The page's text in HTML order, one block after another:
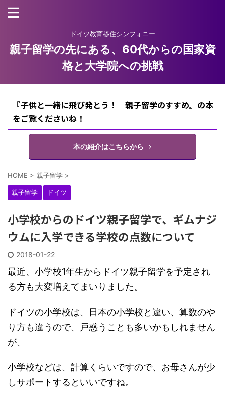
ドイツ教育移住シンフォニー
親子留学の先にある、60代からの国家資
格と大学院への挑戦
『子供と一緒に飛び発とう！ 親子留学のすすめ』の本
をご覧くださいね！
本の紹介はこちらから
HOME > 親子留学 >
親子留学 ドイツ
小学校からのドイツ親子留学で、ギムナジ
ウムに入学できる学校の点数について
2018-01-22
最近、小学校1年生からドイツ親子留学を予定され
る方も大変増えてまいりました。
ドイツの小学校は、日本の小学校と違い、算数のや
り方も違うので、戸惑うことも多いかもしれません
が、
小学校などは、計算くらいですので、お母さんが少
しサポートするといいですね。